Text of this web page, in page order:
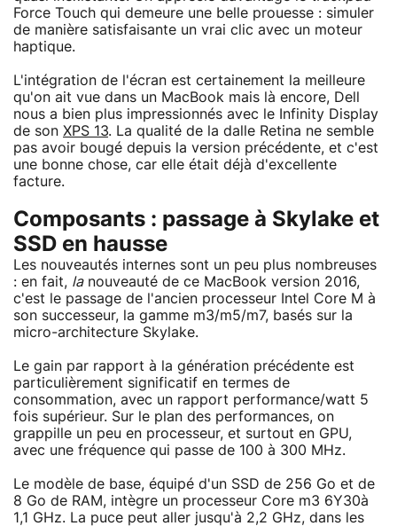
Force Touch qui demeure une belle prouesse : simuler
de manière satisfaisante un vrai clic avec un moteur
haptique.
L'intégration de l'écran est certainement la meilleure
qu'on ait vue dans un MacBook mais là encore, Dell
nous a bien plus impressionnés avec le Infinity Display
de son XPS 13. La qualité de la dalle Retina ne semble
pas avoir bougé depuis la version précédente, et c'est
une bonne chose, car elle était déjà d'excellente
facture.
Composants : passage à Skylake et
SSD en hausse
Les nouveautés internes sont un peu plus nombreuses
: en fait, lanouveauté de ce MacBook version 2016,
c'est le passage de l'ancien processeur Intel Core M à
son successeur, la gamme m3/m5/m7, basés sur la
micro-architecture Skylake.
Le gain par rapport à la génération précédente est
particulièrement significatif en termes de
consommation, avec un rapport performance/watt 5
fois supérieur. Sur le plan des performances, on
grappille un peu en processeur, et surtout en GPU,
avec une fréquence qui passe de 100 à 300 MHz.
Le modèle de base, équipé d'un SSD de 256 Go et de
8 Go de RAM, intègre un processeur Core m3 6Y30à
1,1 GHz. La puce peut aller jusqu'à 2,2 GHz, dans les